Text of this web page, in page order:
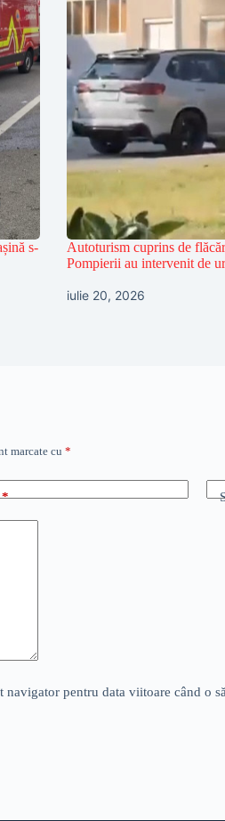
s-
Autoturism cuprins de
Pompierii au intervenit de
iulie 20, 2026
marcate cu *
pentru data viitoare când o